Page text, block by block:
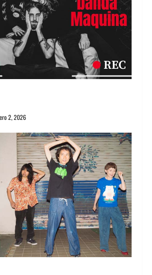
2, 2026